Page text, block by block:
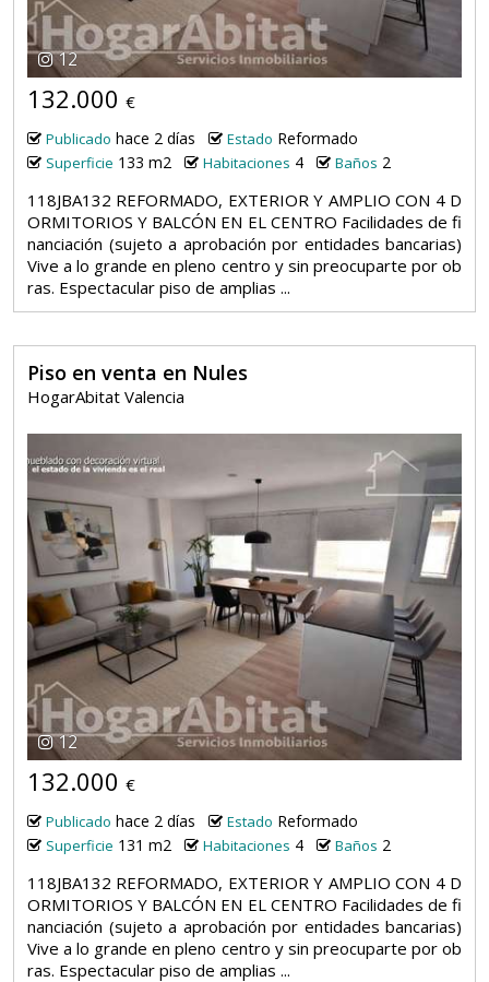
12
132.000 €
Publicado hace 2 días Estado Reformado
Superficie 133 m2 Habitaciones 4 Baños 2
118JBA132 REFORMADO, EXTERIOR Y AMPLIO CON 4 D
ORMITORIOS Y BALCÓN EN EL CENTRO Facilidades de fi
nanciación (sujeto a aprobación por entidades bancarias)
Vive a lo grande en pleno centro y sin preocuparte por ob
ras. Espectacular piso de amplias ...
Piso en venta en Nules
HogarAbitat Valencia
12
132.000 €
Publicado hace 2 días Estado Reformado
Superficie 131 m2 Habitaciones 4 Baños 2
118JBA132 REFORMADO, EXTERIOR Y AMPLIO CON 4 D
ORMITORIOS Y BALCÓN EN EL CENTRO Facilidades de fi
nanciación (sujeto a aprobación por entidades bancarias)
Vive a lo grande en pleno centro y sin preocuparte por ob
ras. Espectacular piso de amplias ...